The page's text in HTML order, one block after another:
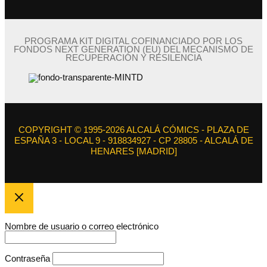
PROGRAMA KIT DIGITAL COFINANCIADO POR LOS
FONDOS NEXT GENERATION (EU) DEL MECANISMO DE
RECUPERACIÓN Y RESILENCIA
COPYRIGHT © 1995-2026 ALCALÁ CÓMICS - PLAZA DE
ESPAÑA 3 - LOCAL 9 - 918834927 - CP 28805 - ALCALÁ DE
HENARES [MADRID]
Nombre de usuario o correo electrónico
Contraseña